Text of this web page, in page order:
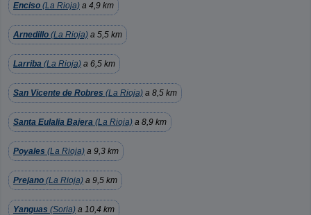
Enciso (La Rioja) a 4,9 km
Arnedillo (La Rioja) a 5,5 km
Larriba (La Rioja) a 6,5 km
San Vicente de Robres (La Rioja) a 8,5 km
Santa Eulalia Bajera (La Rioja) a 8,9 km
Poyales (La Rioja) a 9,3 km
Prejano (La Rioja) a 9,5 km
Yanguas (Soria) a 10,4 km